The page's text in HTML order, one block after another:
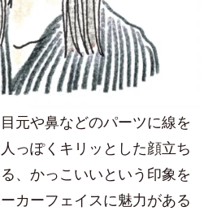
元や鼻などのパーツに線を
っぽくキリッとした顔立ち
、かっこいいという印象を
カーフェイスに魅力がある